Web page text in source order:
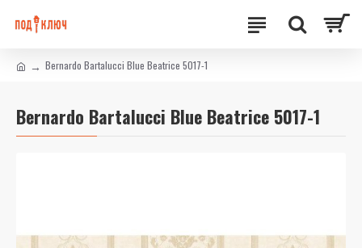
Bernardo Bartalucci Blue Beatrice 5017-1
Bernardo Bartalucci Blue Beatrice 5017-1